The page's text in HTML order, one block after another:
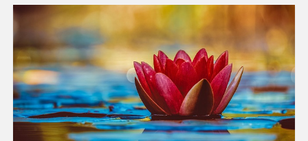
1000 LINKEDIN TAKIPÇI HILESI
INSTAGRAM GIZLI HESAP GÖRME
IPHONE
Tekstil
İhracatçıları
Posts